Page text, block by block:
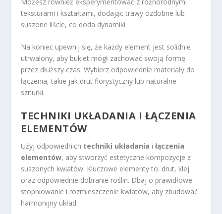
teksturami i kształtami, dodając trawy ozdobne lub
suszone liście, co doda dynamiki.
Na koniec upewnij się, że każdy element jest solidnie
utrwalony, aby bukiet mógł zachować swoją formę
przez dłuższy czas. Wybierz odpowiednie materiały do
łączenia, takie jak drut florystyczny lub naturalne
sznurki.
TECHNIKI UKŁADANIA I ŁĄCZENIA
ELEMENTÓW
Użyj odpowiednich techniki układania iłączenia
elementów, aby stworzyć estetyczne kompozycje z
suszonych kwiatów. Kluczowe elementy to: drut, klej
oraz odpowiednie dobranie roślin. Dbaj o prawidłowe
stopniowanie i rozmieszczenie kwiatów, aby zbudować
harmonijny układ.